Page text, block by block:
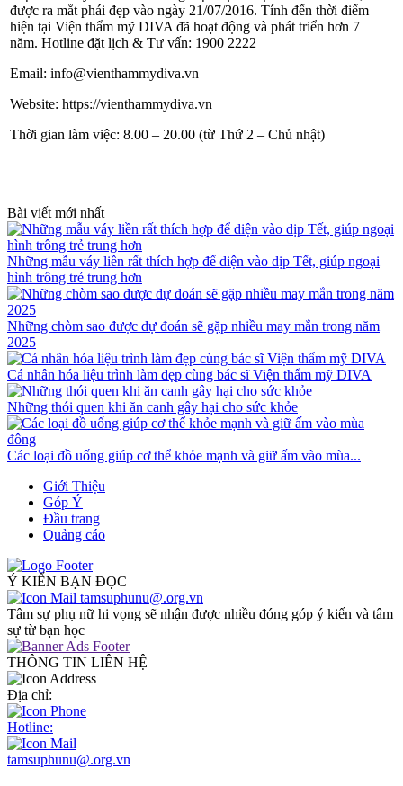
được ra mắt phái đẹp vào ngày 21/07/2016. Tính đến thời điểm
hiện tại Viện thẩm mỹ DIVA đã hoạt động và phát triển hơn 7
năm. Hotline đặt lịch & Tư vấn: 1900 2222
Email: info@vienthammydiva.vn
Website: https://vienthammydiva.vn
Thời gian làm việc: 8.00 – 20.00 (từ Thứ 2 – Chủ nhật)
Bài viết mới nhất
Những mẫu váy liền rất thích hợp để diện vào dịp Tết, giúp ngoại
hình trông trẻ trung hơn
Những chòm sao được dự đoán sẽ gặp nhiều may mắn trong năm
2025
Cá nhân hóa liệu trình làm đẹp cùng bác sĩ Viện thẩm mỹ DIVA
Những thói quen khi ăn canh gây hại cho sức khỏe
Các loại đồ uống giúp cơ thể khỏe mạnh và giữ ấm vào mùa...
Giới Thiệu
Góp Ý
Đầu trang
Quảng cáo
Ý KIẾN BẠN ĐỌC
tamsuphunu@.org.vn
Tâm sự phụ nữ hi vọng sẽ nhận được nhiều đóng góp ý kiến và tâm
sự từ bạn học
THÔNG TIN LIÊN HỆ
Địa chỉ:
Hotline:
tamsuphunu@.org.vn